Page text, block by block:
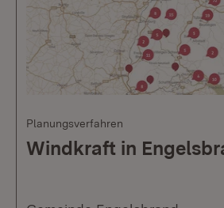
Planungsverfahren
Windkraft in